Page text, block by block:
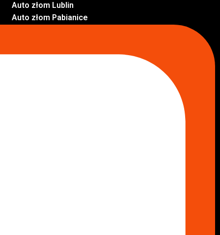
Auto złom Lublin
Auto złom Pabianice
Skup aut Pruszków